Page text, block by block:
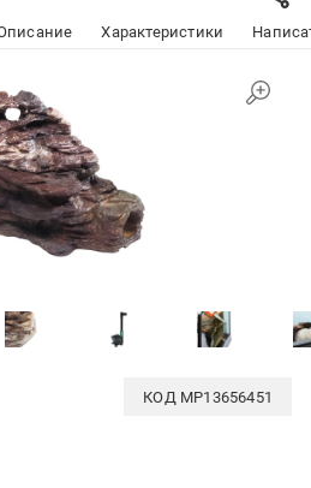
Характеристики
КОД MP13656451